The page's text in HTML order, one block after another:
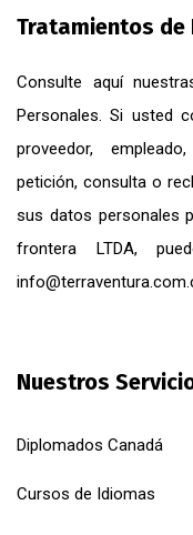
Tratamientos de
Consulte aquí
Personales. Si usted
proveedor,
petición, consulta o
sus datos personales
frontera LTDA,
Nuestros
Diplomados Canadá
Cursos de Idiomas